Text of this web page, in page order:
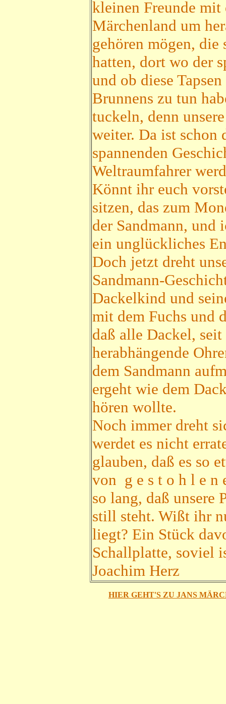
kleinen Freunde mit
Märchenland um
gehören mögen, die
hatten, dort wo der
und ob diese
Brunnens zu tun
tuckeln, denn
weiter. Da ist schon
spannenden
Weltraumfahrer
Könnt ihr euch
sitzen, das zum
der Sandmann, und
ein unglückliches
Doch jetzt dreht
Sandmann-
Dackelkind und
mit dem Fuchs und
daß alle Dackel,
herabhängende
dem Sandmann
ergeht wie dem
hören wollte.
Noch immer dreht
werdet es nicht
glauben, daß es so
von g e s t o h l e n
so lang, daß unsere
still steht. Wißt ihr
liegt? Ein Stück
Schallplatte, soviel
Joachim Herz
HIER GEHT'S ZU JANS